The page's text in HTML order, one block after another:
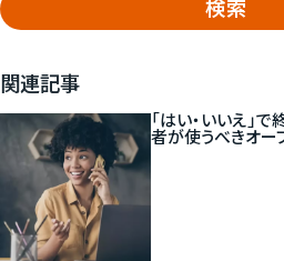
関連記事
「はい・いいえ」
者が使うべきオー
新しいタブで開